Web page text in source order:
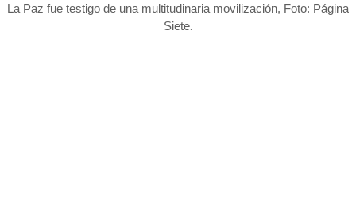
La Paz fue testigo de una multitudinaria movilización, Foto: Página
Siete.